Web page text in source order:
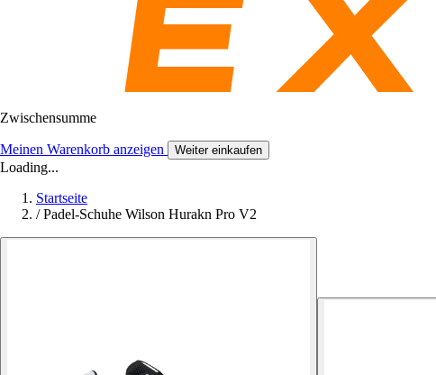
Zwischensumme
Meinen Warenkorb anzeigen Weiter einkaufen
Loading...
Startseite
/ Padel-Schuhe Wilson Hurakn Pro V2